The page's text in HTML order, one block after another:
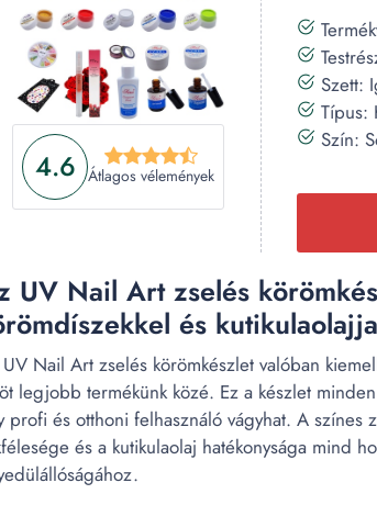
4.6 Átlagos vélemények
Szett:
Típus:
Szín:
UV Nail Art zselés
és
Nail Art zselés körömkészlet valóban
legjobb termékünk közé. Ez a készlet
profi és otthoni felhasználó vágyhat. A színes
és a kutikulaolaj hatékonysága mind